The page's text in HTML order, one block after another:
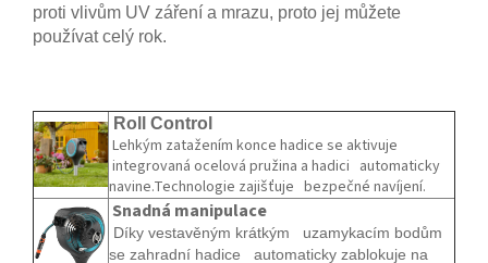
proti vlivům UV záření a mrazu, proto jej můžete
používat celý rok.
Roll Control
Lehkým zatažením konce hadice se aktivuje
integrovaná ocelová pružina a hadici automaticky
navine.Technologie zajišťuje bezpečné navíjení.
Snadná manipulace
Díky vestavěným krátkým uzamykacím bodům
se zahradní hadice automaticky zablokuje na